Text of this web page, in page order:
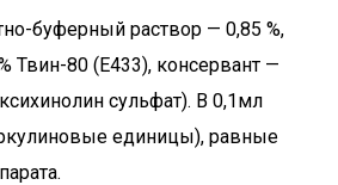
буферный раствор — 0,85 %,
Твин-80 (Е433), консервант —
сульфат). В 0,1мл
единицы), равные